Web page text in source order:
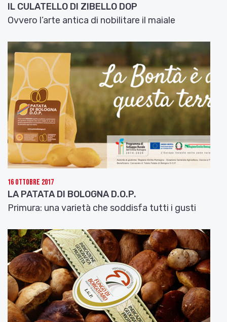
IL CULATELLO DI ZIBELLO DOP
Ovvero l’arte antica di nobilitare il maiale
16 Ottobre 2017
LA PATATA DI BOLOGNA D.O.P.
Primura: una varietà che soddisfa tutti i gusti